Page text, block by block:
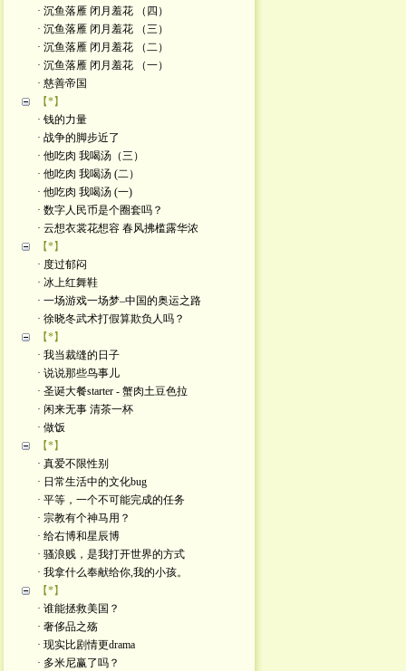
· 沉鱼落雁 闭月羞花 （四）
· 沉鱼落雁 闭月羞花 （三）
· 沉鱼落雁 闭月羞花 （二）
· 沉鱼落雁 闭月羞花 （一）
· 慈善帝国
【*】
· 钱的力量
· 战争的脚步近了
· 他吃肉 我喝汤（三）
· 他吃肉 我喝汤 (二）
· 他吃肉 我喝汤 (一)
· 数字人民币是个圈套吗？
· 云想衣裳花想容 春风拂槛露华浓
【*】
· 度过郁闷
· 冰上红舞鞋
· 一场游戏一场梦–中国的奥运之路
· 徐晓冬武术打假算欺负人吗？
【*】
· 我当裁缝的日子
· 说说那些鸟事儿
· 圣诞大餐starter - 蟹肉土豆色拉
· 闲来无事 清茶一杯
· 做饭
【*】
· 真爱不限性别
· 日常生活中的文化bug
· 平等，一个不可能完成的任务
· 宗教有个神马用？
· 给右博和星辰博
· 骚浪贱，是我打开世界的方式
· 我拿什么奉献给你,我的小孩。
【*】
· 谁能拯救美国？
· 奢侈品之殇
· 现实比剧情更drama
· 多米尼赢了吗？